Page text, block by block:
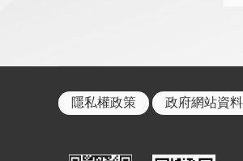
隱私權政策 政府網站資